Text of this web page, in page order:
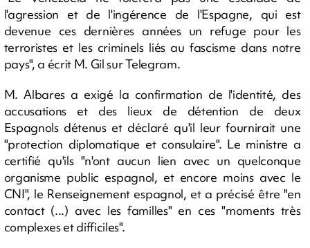
l'agression et de l'ingérence de l'Espagne, qui est
devenue ces dernières années un refuge pour les
terroristes et les criminels liés au fascisme dans notre
pays", a écrit M. Gil sur Telegram.
M. Albares a exigé la confirmation de l'identité, des
accusations et des lieux de détention de deux
Espagnols détenus et déclaré qu'il leur fournirait une
"protection diplomatique et consulaire". Le ministre a
certifié qu'ils "n'ont aucun lien avec un quelconque
organisme public espagnol, et encore moins avec le
CNI", le Renseignement espagnol, et a précisé être "en
contact (...) avec les familles" en ces "moments très
complexes et difficiles".